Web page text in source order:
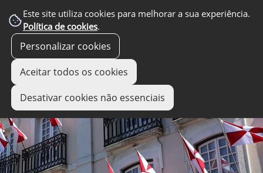
Este site utiliza cookies para melhorar a sua experiência.
Política de cookies.
Personalizar cookies
Aceitar todos os cookies
Desativar cookies não essenciais